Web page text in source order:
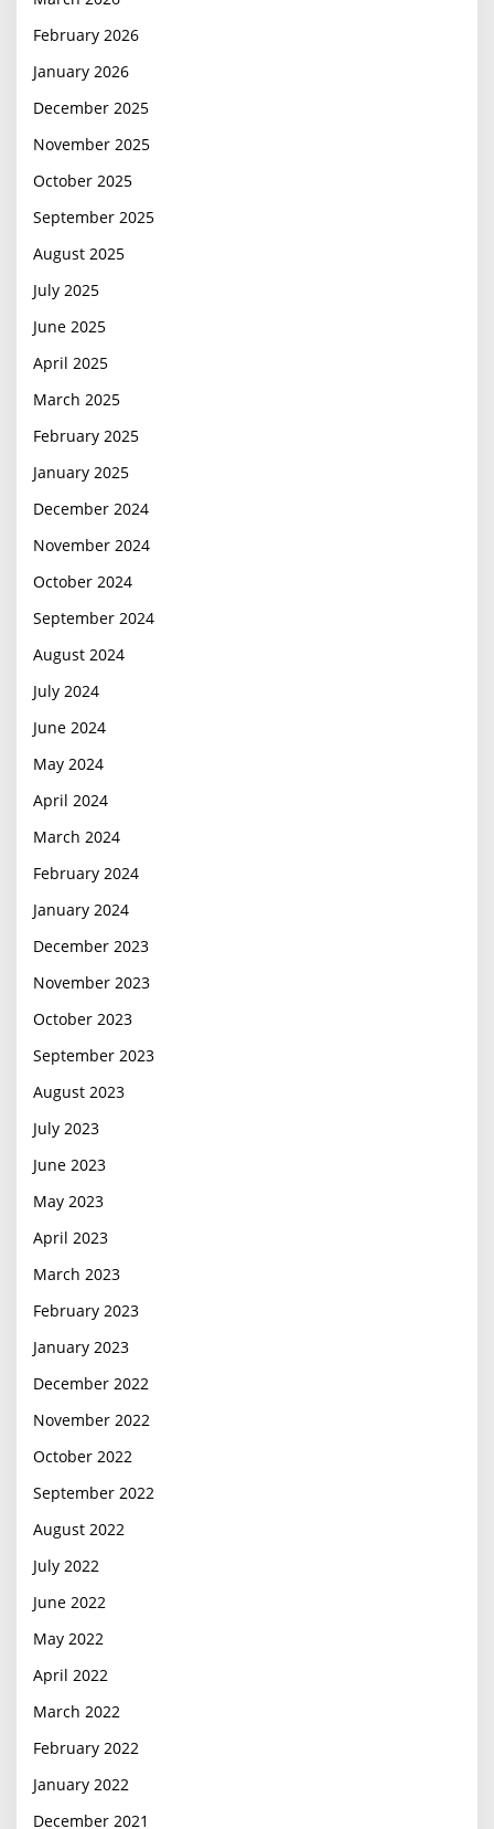
February 2026
January 2026
December 2025
November 2025
October 2025
September 2025
August 2025
July 2025
June 2025
April 2025
March 2025
February 2025
January 2025
December 2024
November 2024
October 2024
September 2024
August 2024
July 2024
June 2024
May 2024
April 2024
March 2024
February 2024
January 2024
December 2023
November 2023
October 2023
September 2023
August 2023
July 2023
June 2023
May 2023
April 2023
March 2023
February 2023
January 2023
December 2022
November 2022
October 2022
September 2022
August 2022
July 2022
June 2022
May 2022
April 2022
March 2022
February 2022
January 2022
December 2021